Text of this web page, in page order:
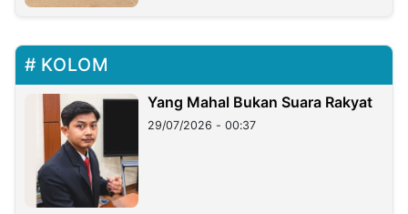
KOLOM
Yang Mahal Bukan Suara Rakyat
29/07/2026 - 00:37